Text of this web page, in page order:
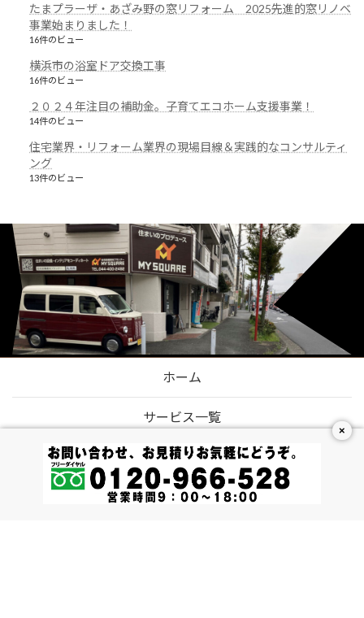
×
たまプラーザ・あざみ野の窓リフォーム 2025先進的窓リノベ
事業始まりました！
16件のビュー
横浜市の浴室ドア交換工事
16件のビュー
２０２４年注目の補助金。子育てエコホーム支援事業！
14件のビュー
住宅業界・リフォーム業界の現場目線＆実践的なコンサルティ
ング
13件のビュー
ホーム
サービス一覧
代表挨拶
会社概要